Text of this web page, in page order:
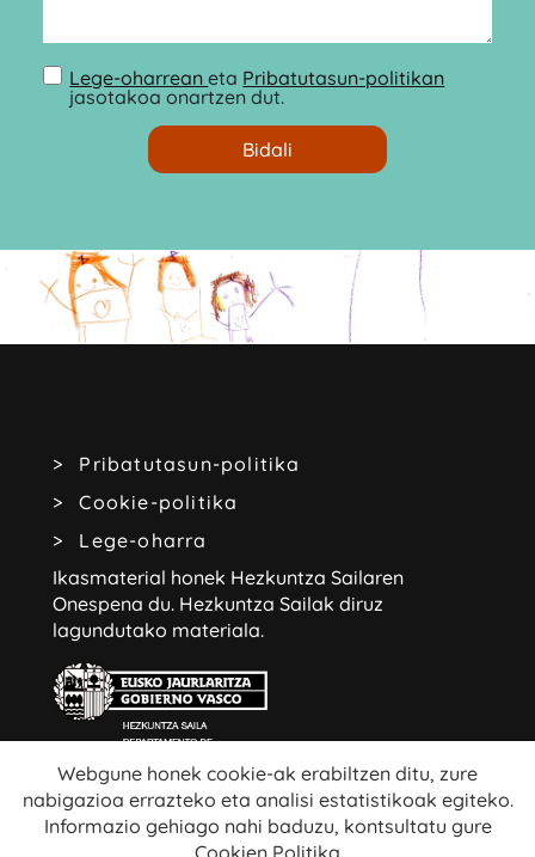
Lege-oharreaneta Pribatutasun-politikan
jasotakoa onartzen dut.
Pribatutasun-politika
Cookie-politika
Lege-oharra
Ikasmaterial honek Hezkuntza Sailaren
Onespena du. Hezkuntza Sailak diruz
lagundutako materiala.
Webgune honetako edukiak libreak dira:
Webgune honek cookie-ak erabiltzen ditu, zure
nabigazioa errazteko eta analisi estatistikoak egiteko.
Informazio gehiago nahi baduzu, kontsultatu gure